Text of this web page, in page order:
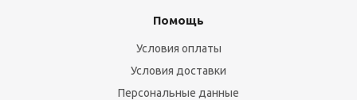
Помощь
Условия оплаты
Условия доставки
Персональные данные